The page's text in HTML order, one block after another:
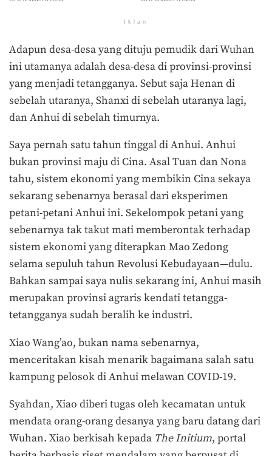
Iklan
Adapun desa-desa yang dituju pemudik dari Wuhan
ini utamanya adalah desa-desa di provinsi-provinsi
yang menjadi tetangganya. Sebut saja Henan di
sebelah utaranya, Shanxi di sebelah utaranya lagi,
dan Anhui di sebelah timurnya.
Saya pernah satu tahun tinggal di Anhui. Anhui
bukan provinsi maju di Cina. Asal Tuan dan Nona
tahu, sistem ekonomi yang membikin Cina sekaya
sekarang sebenarnya berasal dari eksperimen
petani-petani Anhui ini. Sekelompok petani yang
sebenarnya tak takut mati memberontak terhadap
sistem ekonomi yang diterapkan Mao Zedong
selama sepuluh tahun Revolusi Kebudayaan—dulu.
Bahkan sampai saya nulis sekarang ini, Anhui masih
merupakan provinsi agraris kendati tetangga-
tetangganya sudah beralih ke industri.
Xiao Wang’ao, bukan nama sebenarnya,
menceritakan kisah menarik bagaimana salah satu
kampung pelosok di Anhui melawan COVID-19.
Syahdan, Xiao diberi tugas oleh kecamatan untuk
mendata orang-orang desanya yang baru datang dari
Wuhan. Xiao berkisah kepada The Initium, portal